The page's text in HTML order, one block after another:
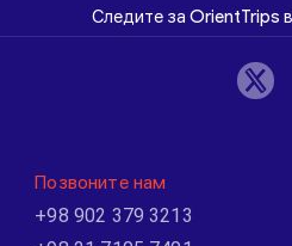
Следите за OrientTrips
Позвоните нам
+98 902 379 3213